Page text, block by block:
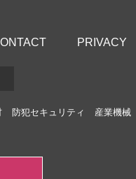
PRIVACY
防犯セキュリティ 産業機械